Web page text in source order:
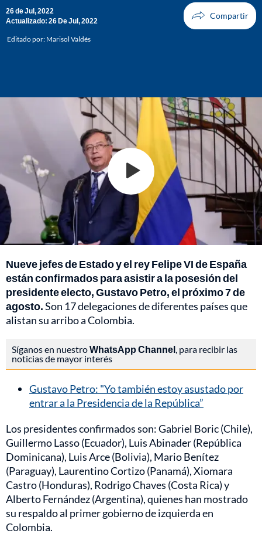
26 de Jul, 2022
Actualizado: 26 De Jul, 2022
Editado por: Marisol Valdés
Nueve jefes de Estado y el rey Felipe VI de España
están confirmados para asistir a la posesión del
presidente electo, Gustavo Petro, el próximo 7 de
agosto.Son 17 delegaciones de diferentes países que
alistan su arribo a Colombia.
Síganos en nuestroWhatsApp Channel , para recibir las
noticias de mayor interés
Gustavo Petro: "Yo también estoy asustado por
entrar a la Presidencia de la República”
Los presidentes confirmados son: Gabriel Boric (Chile),
Guillermo Lasso (Ecuador), Luis Abinader (República
Dominicana), Luis Arce (Bolivia), Mario Benítez
(Paraguay), Laurentino Cortizo (Panamá), Xiomara
Castro (Honduras), Rodrigo Chaves (Costa Rica) y
Alberto Fernández (Argentina), quienes han mostrado
su respaldo al primer gobierno de izquierda en
Colombia.